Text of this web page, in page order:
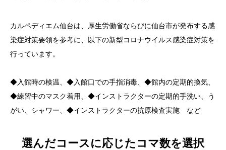
カルペディエム仙台は、厚生労働省ならびに仙台市が発布する感
染症対策要領を参考に、以下の新型コロナウイルス感染症対策を
行っています。
◆入館時の検温、◆入館口での手指消毒、◆館内の定期的換気、
◆練習中のマスク着用、◆インストラクターの定期的手洗い、う
がい、シャワー、◆インストラクターの抗原検査実施 など
選んだコースに応じたコマ数を選択